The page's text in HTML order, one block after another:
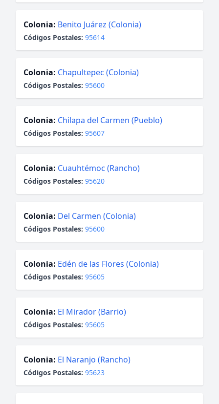
Colonia: Benito Juárez (Colonia)
Códigos Postales: 95614
Colonia: Chapultepec (Colonia)
Códigos Postales: 95600
Colonia: Chilapa del Carmen (Pueblo)
Códigos Postales: 95607
Colonia: Cuauhtémoc (Rancho)
Códigos Postales: 95620
Colonia: Del Carmen (Colonia)
Códigos Postales: 95600
Colonia: Edén de las Flores (Colonia)
Códigos Postales: 95605
Colonia: El Mirador (Barrio)
Códigos Postales: 95605
Colonia: El Naranjo (Rancho)
Códigos Postales: 95623